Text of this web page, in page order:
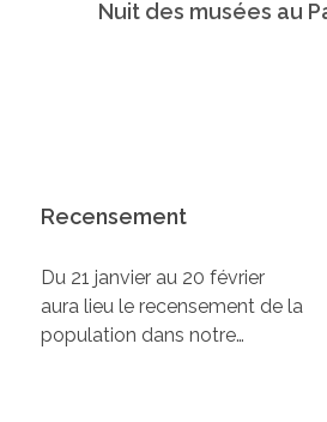
Nuit des musées au
Recensement
Du 21 janvier au 20 février
aura lieu le recensement de la
population dans notre…